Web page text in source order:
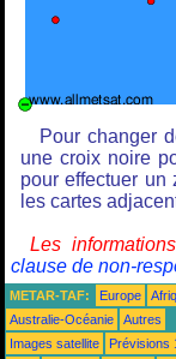
Pour changer
une croix noire
pour effectuer un
les cartes
Les
clause de non-
METAR-TAF: Europe
Australie-Océanie
Autres
Images satellite
Prévisions